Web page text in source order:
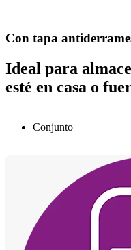
Con tapa
Ideal para
esté en casa o
Conjunto